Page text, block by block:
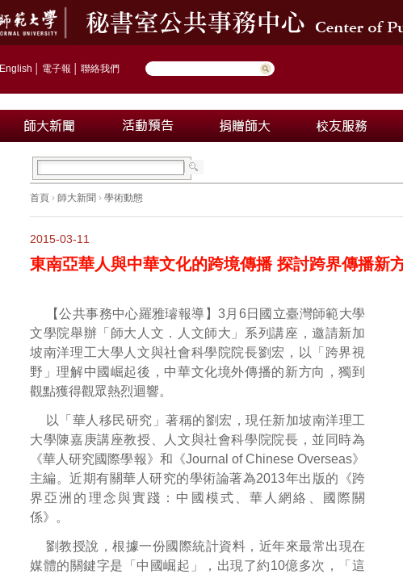
English 電子報 聯絡我們
首頁 › 師大新聞 › 學術動態
2015-03-11
東南亞華人與中華文化的跨境傳播 探討跨界傳播新
【公共事務中心羅雅璿報導】 3月 6 日國立臺灣師範大學
文學院舉辦「師大人文．人文師大」系列講座，邀請新加
坡南洋理工大學人文與社會科學院院長劉宏，以「跨界視
野」理解中國崛起後，中華文化境外傳播的新方向，獨到
觀點獲得觀眾熱烈迴響。
以「華人移民研究」著稱的劉宏，現任新加坡南洋理工
大學陳嘉庚講座教授、人文與社會科學院院長，並同時為
《華人研究國際學報》和《Journal of Chinese Overseas》
主編。近期有關華人研究的學術論著為2013年出版的《跨
界亞洲的理念與實踐：中國模式、華人網絡、國際關
係》。
劉教授說，根據一份國際統計資料，近年來最常出現在
媒體的關鍵字是「中國崛起」，出現了約10億多次，「這